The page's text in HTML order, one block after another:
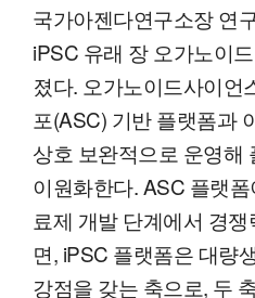
국가아젠다연구소장 연
iPSC 유래 장 오가노이
졌다. 오가노이드사이언
포(ASC) 기반 플랫폼과
상호 보완적으로 운영해
이원화한다. ASC 플랫
료제 개발 단계에서 경
면, iPSC 플랫폼은 대량
강점을 갖는 축으로, 두